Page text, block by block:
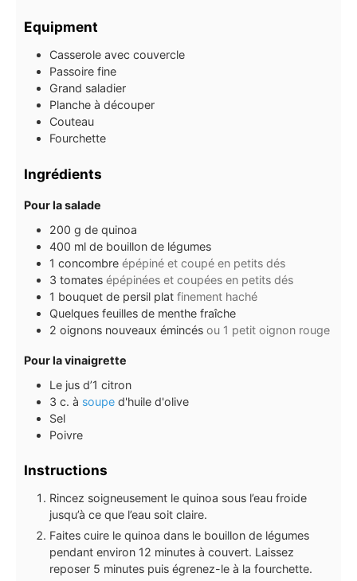
Equipment
Casserole avec couvercle
Passoire fine
Grand saladier
Planche à découper
Couteau
Fourchette
Ingrédients
Pour la salade
200 g de quinoa
400 ml de bouillon de légumes
1 concombre épépiné et coupé en petits dés
3 tomates épépinées et coupées en petits dés
1 bouquet de persil plat finement haché
Quelques feuilles de menthe fraîche
2 oignons nouveaux émincés ou 1 petit oignon rouge
Pour la vinaigrette
Le jus d’1 citron
3 c. à soupe d'huile d'olive
Sel
Poivre
Instructions
Rincez soigneusement le quinoa sous l’eau froide
jusqu’à ce que l’eau soit claire.
Faites cuire le quinoa dans le bouillon de légumes
pendant environ 12 minutes à couvert. Laissez
reposer 5 minutes puis égrenez-le à la fourchette.